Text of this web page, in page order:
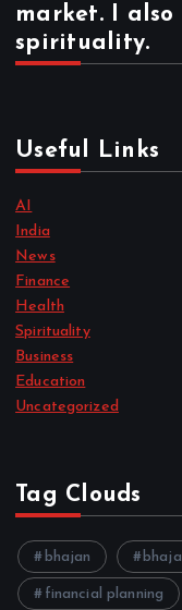
market. I
spirituality.
Useful Links
AI
India
News
Finance
Health
Spirituality
Business
Education
Uncategorized
Tag Clouds
bhajan
financial planning